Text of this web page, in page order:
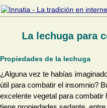
La lechuga para
Propiedades de la lechuga
¿Alguna vez te habías
útil para combatir el insomnio?
excelente vegetal para